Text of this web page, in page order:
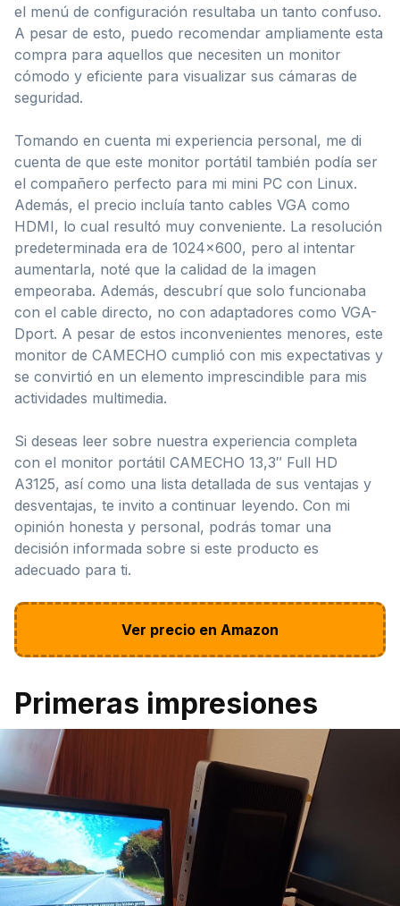
el menú de configuración resultaba un tanto confuso.
A pesar de esto, puedo recomendar ampliamente esta
compra para aquellos que necesiten un monitor
cómodo y eficiente para visualizar sus cámaras de
seguridad.
Tomando en cuenta mi experiencia personal, me di
cuenta de que este monitor portátil también podía ser
el compañero perfecto para mi mini PC con Linux.
Además, el precio incluía tanto cables VGA como
HDMI, lo cual resultó muy conveniente. La resolución
predeterminada era de 1024×600, pero al intentar
aumentarla, noté que la calidad de la imagen
empeoraba. Además, descubrí que solo funcionaba
con el cable directo, no con adaptadores como VGA-
Dport. A pesar de estos inconvenientes menores, este
monitor de CAMECHO cumplió con mis expectativas y
se convirtió en un elemento imprescindible para mis
actividades multimedia.
Si deseas leer sobre nuestra experiencia completa
con el monitor portátil CAMECHO 13,3″ Full HD
A3125, así como una lista detallada de sus ventajas y
desventajas, te invito a continuar leyendo. Con mi
opinión honesta y personal, podrás tomar una
decisión informada sobre si este producto es
adecuado para ti.
Ver precio en Amazon
Primeras impresiones